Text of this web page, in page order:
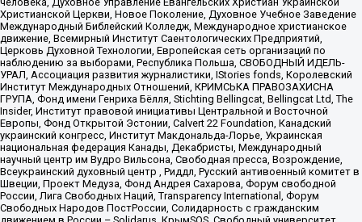
Христианской Церкви, Новое Поколение, Духовное Учебное Заведение
Международный Библейский Колледж, Международное христианское
движение, Всемирный Институт Саентологических Предприятий,
Церковь Духовной Технологии, Европейская сеть организаций по
наблюдению за выборами, Республика Польша, СВОБОДНЫЙ ИДЕЛЬ-
УРАЛ, Ассоциация развития журналистики, IStories fonds, Королевский
Институт Международных Отношений, КРИМСЬКА ПРАВОЗАХИСНА
ГРУПА, Фонд имени Генриха Бёлля, Stichting Bellingcat, Bellingcat Ltd, The
Insider, Институт правовой инициативы Центральной и Восточной
Европы, Фонд Открытой Эстонии, Calvert 22 Foundation, Канадский
украинский конгресс, Институт Макдональда-Лорье, Украинская
национальная федерация Канады, Декабристы, Международный
научный центр им Вудро Вильсона, Свободная пресса, Возрождение,
Всеукраинский духовный центр , Риддл, Русский антивоенный комитет в
Швеции, Проект Медуза, Фонд Андрея Сахарова, Форум свободной
России, Лига Свободных Наций, Transparеncy International, Форум
Свободных Народов ПостРоссии, Солидарность с гражданским